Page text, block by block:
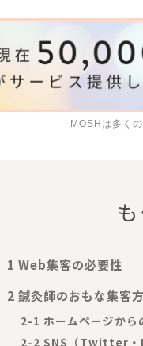
MOSHは多く
1 Web集客の必要性
2 鍼灸師のおもな集客
2-1 ホームページから
2-2 SNS（Twitter